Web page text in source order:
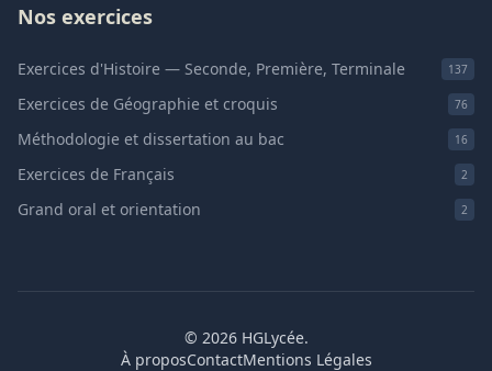
Nos exercices
Exercices d'Histoire — Seconde, Première, Terminale 137
Exercices de Géographie et croquis 76
Méthodologie et dissertation au bac 16
Exercices de Français 2
Grand oral et orientation 2
© 2026 HGLycée.
À proposContactMentions Légales